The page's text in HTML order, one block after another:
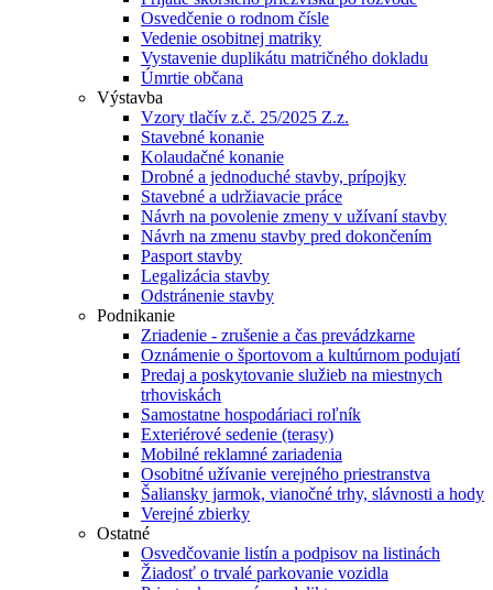
Osvedčenie o rodnom čísle
Vedenie osobitnej matriky
Vystavenie duplikátu matričného dokladu
Úmrtie občana
Výstavba
Vzory tlačív z.č. 25/2025 Z.z.
Stavebné konanie
Kolaudačné konanie
Drobné a jednoduché stavby, prípojky
Stavebné a udržiavacie práce
Návrh na povolenie zmeny v užívaní stavby
Návrh na zmenu stavby pred dokončením
Pasport stavby
Legalizácia stavby
Odstránenie stavby
Podnikanie
Zriadenie - zrušenie a čas prevádzkarne
Oznámenie o športovom a kultúrnom podujatí
Predaj a poskytovanie služieb na miestnych
trhoviskách
Samostatne hospodáriaci roľník
Exteriérové sedenie (terasy)
Mobilné reklamné zariadenia
Osobitné užívanie verejného priestranstva
Šaliansky jarmok, vianočné trhy, slávnosti a hody
Verejné zbierky
Ostatné
Osvedčovanie listín a podpisov na listinách
Žiadosť o trvalé parkovanie vozidla